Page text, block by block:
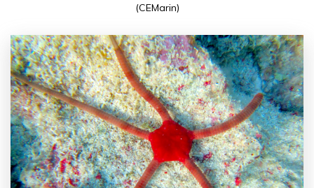
(CEMarin)